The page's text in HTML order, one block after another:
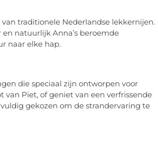
traditionele Nederlandse lekkernijen.
natuurlijk Anna’s beroemde
naar elke hap.
die speciaal zijn ontworpen voor
van Piet, of geniet van een verfrissende
gekozen om de strandervaring te